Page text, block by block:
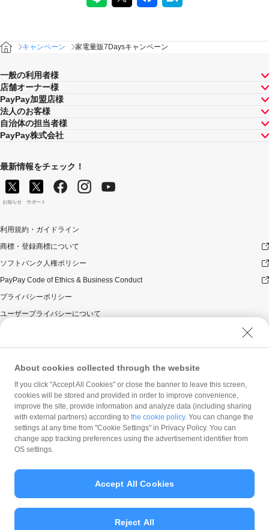
キャンペーン 家電量販7Daysキャンペーン
一般の利用者様
店舗オーナー様
PayPay加盟店様
法人のお客様
自治体の担当者様
PayPay株式会社
最新情報をチェック！
お知らせ サポート
利用規約・ガイドライン
商標・登録商標について
ソフトバンク人権ポリシー
PayPay Code of Ethics & Business Conduct
プライバシーポリシー
ユーザープライバシーについて
ウェブサイト利用規約
反社会的勢力に対する方針
勧誘方針
マネロン等基本方針
カスタマーハラスメントに関する当社の考え方
© PayPay Corporation
About cookies collected through the website
If you click "Accept All Cookies" or close the banner to leave this screen,
cookies will be stored and provided in order to improve convenience,
improve the site, provide information and analyze data (including sharing
with external partners) according to the cookie policy. You can change the
settings at any time from "Cookie Settings" in Privacy Policy. You can
change app tracking preferences using the advertisement identifier from
OS settings.
Reject All
Accept All Cookies